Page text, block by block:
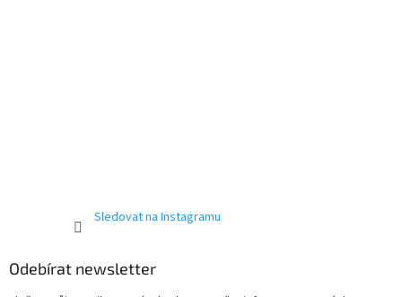
Sledovat na Instagramu
Odebírat newsletter